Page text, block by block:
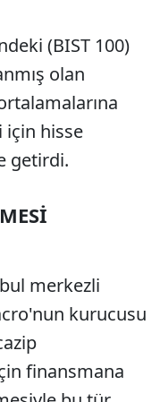
(BIST 100)
olan
için hisse
getirdi.
merkezli
kurucusu
finansmana